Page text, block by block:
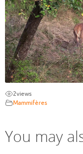
2views
Mammifères
You may